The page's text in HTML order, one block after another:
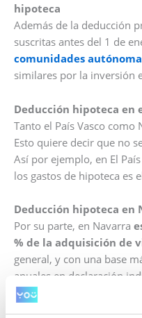
hipoteca
Además de la deducción
suscritas antes del 1 de
comunidades
similares por la inversión
Deducción hipoteca en
Tanto el País Vasco como
Esto quiere decir que no
Así por ejemplo, en El
los gastos de hipoteca es
Deducción hipoteca en
Por su parte, en Navarra
% de la adquisición de
general, y con una base
anuales en declaración